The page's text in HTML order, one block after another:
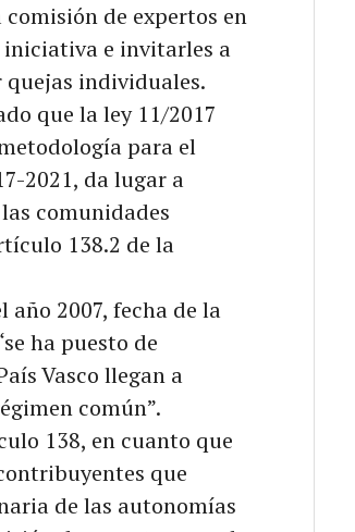
de expertos en
e invitarles a
quejas individuales.
que la ley 11/2017
para el
2021, da lugar a
comunidades
138.2 de la
año 2007, fecha de la
ha puesto de
Vasco llegan a
común”.
138, en cuanto que
que
de las autonomías